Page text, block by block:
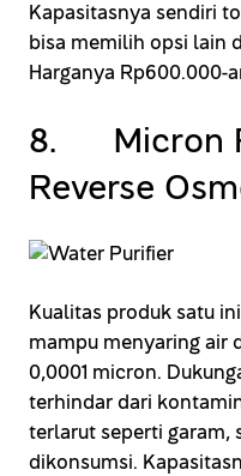
Kapasitasnya sendiri
bisa memilih opsi lain
Harganya Rp600.000-
8. Micron
Reverse
Kualitas produk satu
mampu menyaring air
0,0001 micron.
terhindar dari
terlarut seperti garam,
dikonsumsi.